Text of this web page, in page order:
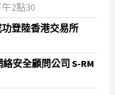
2點30
登陸香港交易所
安全顧問公司 S-RM